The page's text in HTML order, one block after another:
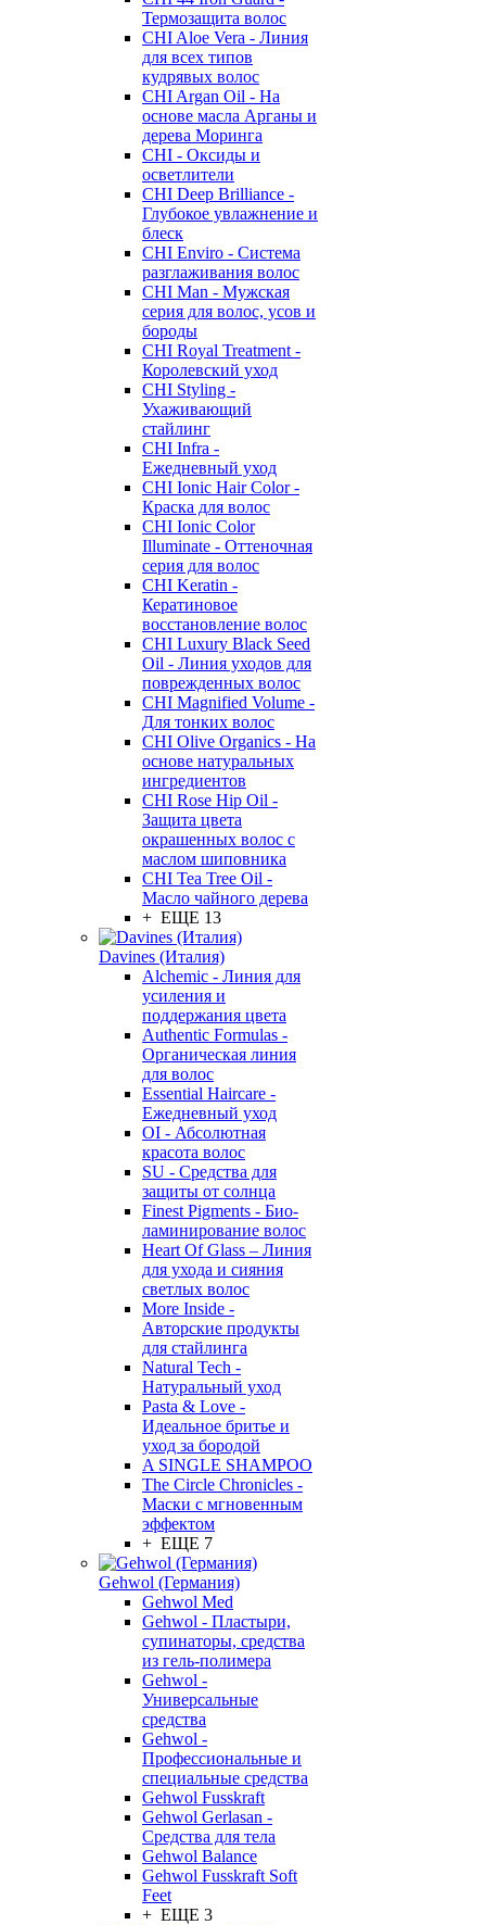
Термозащита волос
CHI Aloe Vera - Линия
для всех типов
кудрявых волос
CHI Argan Oil - На
основе масла Арганы и
дерева Моринга
CHI - Оксиды и
осветлители
CHI Deep Brilliance -
Глубокое увлажнение и
блеск
CHI Enviro - Система
разглаживания волос
CHI Man - Мужская
серия для волос, усов и
бороды
CHI Royal Treatment -
Королевский уход
CHI Styling -
Ухаживающий
стайлинг
CHI Infra -
Ежедневный уход
CHI Ionic Hair Color -
Краска для волос
CHI Ionic Color
Illuminate - Оттеночная
серия для волос
CHI Keratin -
Кератиновое
восстановление волос
CHI Luxury Black Seed
Oil - Линия уходов для
поврежденных волос
CHI Magnified Volume -
Для тонких волос
CHI Olive Organics - На
основе натуральных
ингредиентов
CHI Rose Hip Oil -
Защита цвета
окрашенных волос с
маслом шиповника
CHI Tea Tree Oil -
Масло чайного дерева
+ ЕЩЕ 13
Davines (Италия)
Alchemic - Линия для
усиления и
поддержания цвета
Authentic Formulas -
Органическая линия
для волос
Essential Haircare -
Eжедневный уход
OI - Абсолютная
красота волос
SU - Средства для
защиты от солнца
Finest Pigments - Био-
ламинирование волос
Heart Of Glass – Линия
для ухода и сияния
светлых волос
More Inside -
Авторские продукты
для стайлинга
Natural Tech -
Натуральный уход
Pasta & Love -
Идеальное бритье и
уход за бородой
A SINGLE SHAMPOO
The Circle Chronicles -
Маски с мгновенным
эффектом
+ ЕЩЕ 7
Gehwol (Германия)
Gehwol Med
Gehwol - Пластыри,
супинаторы, средства
из гель-полимера
Gehwol -
Универсальные
средства
Gehwol -
Профессиональные и
специальные средства
Gehwol Fusskraft
Gehwol Gerlasan -
Средства для тела
Gehwol Balance
Gehwol Fusskraft Soft
Feet
+ ЕЩЕ 3